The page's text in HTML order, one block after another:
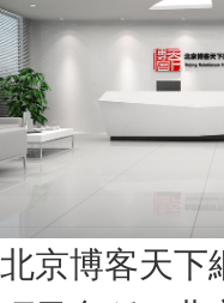
北京博客天下